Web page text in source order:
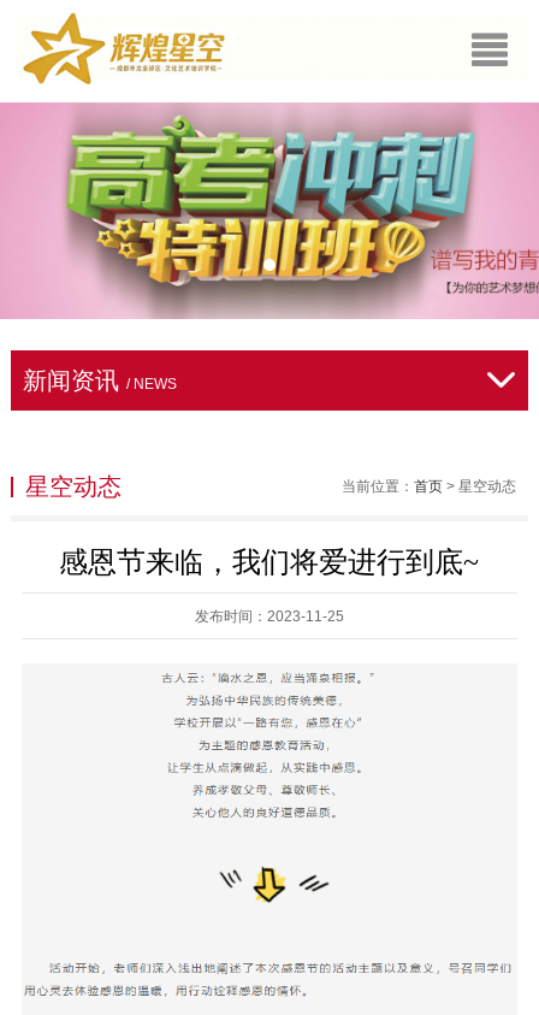
新闻资讯 / NEWS
星空动态 当前位置：首页 > 星空动态
感恩节来临，我们将爱进行到底~
发布时间：2023-11-25